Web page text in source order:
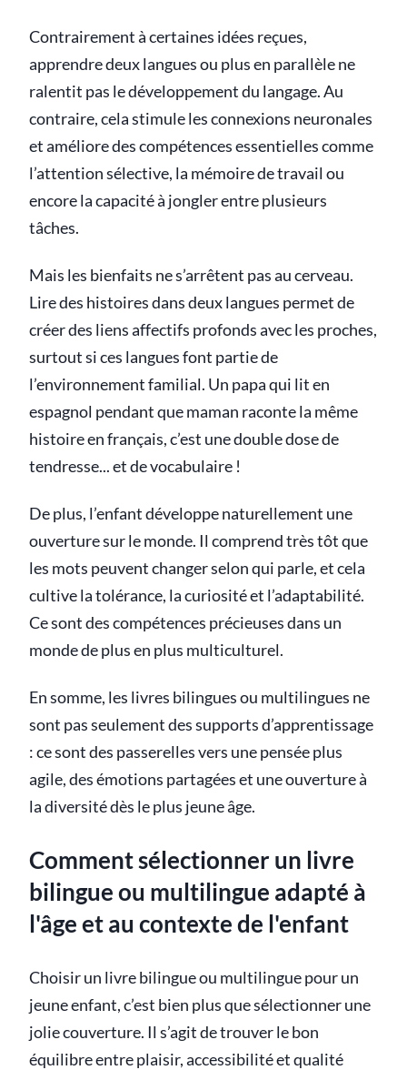
Contrairement à certaines idées reçues,
apprendre deux langues ou plus en parallèle ne
ralentit pas le développement du langage. Au
contraire, cela stimule les connexions neuronales
et améliore des compétences essentielles comme
l’attention sélective, la mémoire de travail ou
encore la capacité à jongler entre plusieurs
tâches.
Mais les bienfaits ne s’arrêtent pas au cerveau.
Lire des histoires dans deux langues permet de
créer des liens affectifs profonds avec les proches,
surtout si ces langues font partie de
l’environnement familial. Un papa qui lit en
espagnol pendant que maman raconte la même
histoire en français, c’est une double dose de
tendresse... et de vocabulaire !
De plus, l’enfant développe naturellement une
ouverture sur le monde. Il comprend très tôt que
les mots peuvent changer selon qui parle, et cela
cultive la tolérance, la curiosité et l’adaptabilité.
Ce sont des compétences précieuses dans un
monde de plus en plus multiculturel.
En somme, les livres bilingues ou multilingues ne
sont pas seulement des supports d’apprentissage
: ce sont des passerelles vers une pensée plus
agile, des émotions partagées et une ouverture à
la diversité dès le plus jeune âge.
Comment sélectionner un livre
bilingue ou multilingue adapté à
l'âge et au contexte de l'enfant
Choisir un livre bilingue ou multilingue pour un
jeune enfant, c’est bien plus que sélectionner une
jolie couverture. Il s’agit de trouver le bon
équilibre entre plaisir, accessibilité et qualité